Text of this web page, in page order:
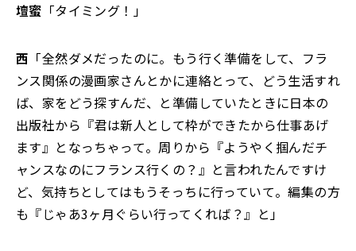
壇蜜 「タイミング！」
西 「全然ダメだったのに。もう行く準備をして、フラ
ンス関係の漫画家さんとかに連絡とって、どう生活すれ
ば、家をどう探すんだ、と準備していたときに日本の
出版社から『君は新人として枠ができたから仕事あげ
ます』となっちゃって。周りから『ようやく掴んだチ
ャンスなのにフランス行くの？』と言われたんですけ
ど、気持ちとしてはもうそっちに行っていて。編集の方
も『じゃあ3ヶ月ぐらい行ってくれば？』と」